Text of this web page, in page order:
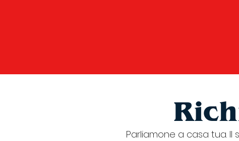
Parliamone a casa tua.